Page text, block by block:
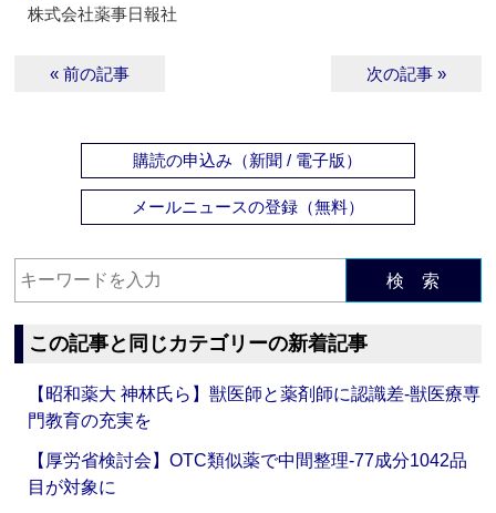
株式会社薬事日報社
« 前の記事 次の記事 »
購読の申込み（新聞 / 電子版）
メールニュースの登録（無料）
検 索
この記事と同じカテゴリーの新着記事
【昭和薬大 神林氏ら】獣医師と薬剤師に認識差‐獣医療専
門教育の充実を
【厚労省検討会】OTC類似薬で中間整理‐77成分1042品
目が対象に